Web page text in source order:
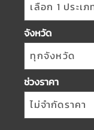
เลือก 1 ประเภ
จังหวัด
ทุกจังหวัด
ช่วงราคา
ไม่จำกัดราคา